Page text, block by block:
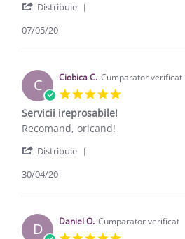
Distribuie
07/05/20
C Ciobica C. Cumparator verificat
Servicii ireprosabile!
Review by Ciobica C. on 30 Apr 2020
review stating Servicii ireprosabile!
Recomand, oricand!
Distribuie
30/04/20
D Daniel O. Cumparator verificat